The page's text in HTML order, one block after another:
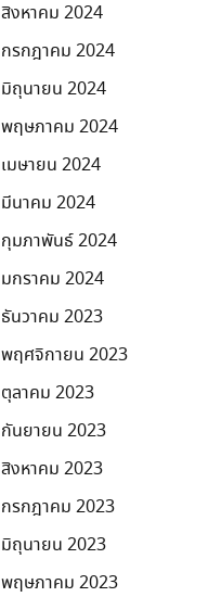
สิงหาคม 2024
กรกฎาคม 2024
มิถุนายน 2024
พฤษภาคม 2024
เมษายน 2024
มีนาคม 2024
กุมภาพันธ์ 2024
มกราคม 2024
ธันวาคม 2023
พฤศจิกายน 2023
ตุลาคม 2023
กันยายน 2023
สิงหาคม 2023
กรกฎาคม 2023
มิถุนายน 2023
พฤษภาคม 2023